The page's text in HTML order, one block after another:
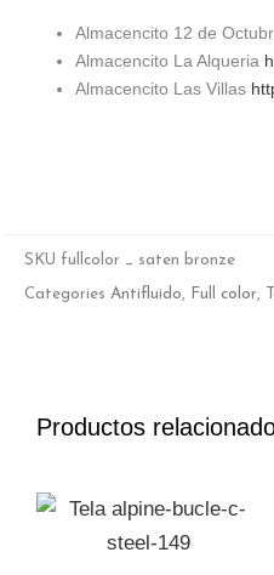
Almacencito 12 de
Almacencito La Alqueria
Almacencito Las Villas
SKU fullcolor _ saten bronze
Categories Antifluido, Full color,
Productos